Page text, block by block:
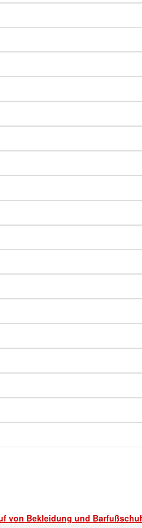
von Bekleidung und